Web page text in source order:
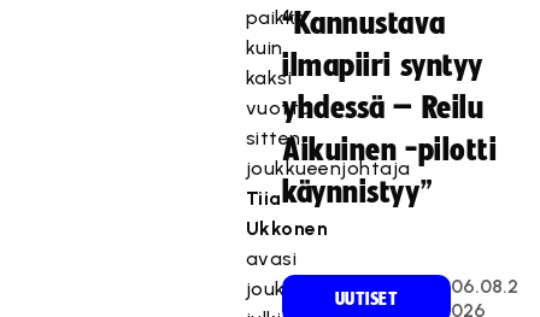
paikka
kuin
kaksi
vuotta
sitten,
joukkueenjohtaja
Tiia
Ukkonen
avasi
joukkueen
“Kannustava
ilmapiiri syntyy
yhdessä – Reilu
Aikuinen -pilotti
käynnistyy”
UUTISET
06.08.2
026